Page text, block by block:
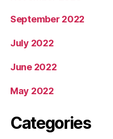
September 2022
July 2022
June 2022
May 2022
Categories